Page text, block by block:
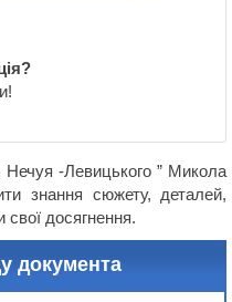
Нечуя -Левицького ” Микола
знання сюжету, деталей,
свої досягнення.
документа